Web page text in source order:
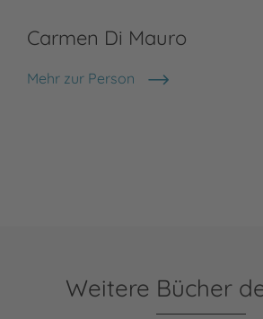
Carmen Di Mauro
Mehr zur Person
Carmen Di Mauro
Weitere Bücher